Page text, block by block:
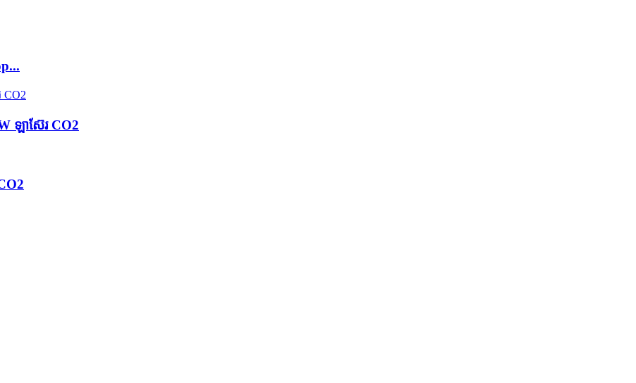
ឡាស៊ែរ CO2